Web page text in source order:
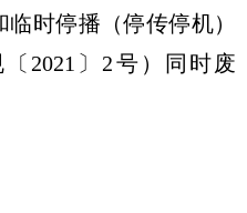
时停播（停传停机）
2021〕2号）同时废